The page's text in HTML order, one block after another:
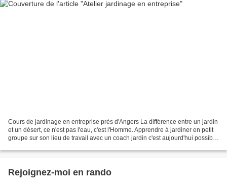
Cours de jardinage en entreprise près d'Angers La différence entre un jardin
et un désert, ce n'est pas l'eau, c'est l'Homme. Apprendre à jardiner en petit
groupe sur son lieu de travail avec un coach jardin c'est aujourd'hui possible
Rejoignez-moi en rando